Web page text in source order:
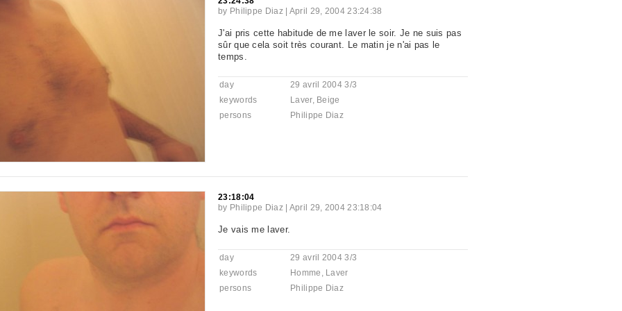
by Philippe Diaz| April 29, 2004 23:24:38
J'ai pris cette habitude de me laver le soir. Je ne suis pas
sûr que cela soit très courant. Le matin je n'ai pas le
temps.
day
29 avril 2004 3/3
keywords
Laver, Beige
persons
Philippe Diaz
23:18:04
by Philippe Diaz| April 29, 2004 23:18:04
Je vais me laver.
day
29 avril 2004 3/3
keywords
Homme , Laver
persons
Philippe Diaz